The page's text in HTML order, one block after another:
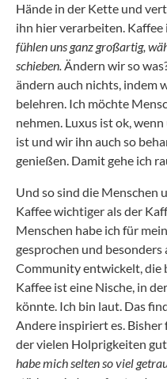
Hände in der Kette und
ihn hier verarbeiten. Kaffee
fühlen uns ganz großartig,
schieben.Ändern wir so
ändern auch nichts, indem
belehren. Ich möchte
nehmen. Luxus ist ok,
ist und wir ihn auch so
genießen. Damit gehe ich
Und so sind die Menschen
Kaffee wichtiger als der
Menschen habe ich für
gesprochen und
Community entwickelt, die
Kaffee ist eine Nische, in
könnte. Ich bin laut. Das
Andere inspiriert es.
der vielen Holprigkeiten
habe mich selten so viel